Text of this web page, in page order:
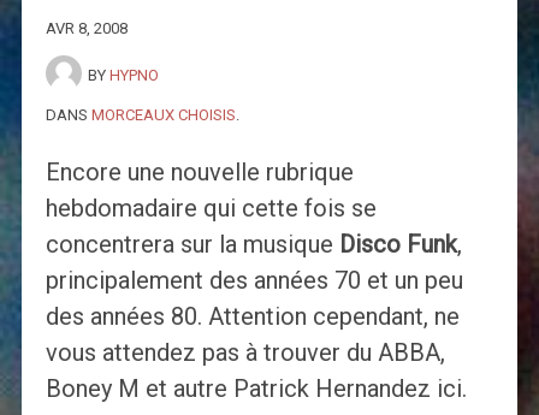
AVR 8, 2008
BY HYPNO
DANS MORCEAUX CHOISIS
Encore une nouvelle rubrique
hebdomadaire qui cette fois se
concentrera sur la musique Disco Funk,
principalement des années 70 et un peu
des années 80. Attention cependant, ne
vous attendez pas à trouver du ABBA,
Boney M et autre Patrick Hernandez ici.